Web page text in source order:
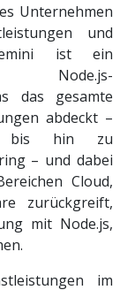
Unternehmen
und
ist ein
das gesamte
abdeckt –
bis hin zu
– und dabei
Cloud,
zurückgreift,
mit Node.js,
im